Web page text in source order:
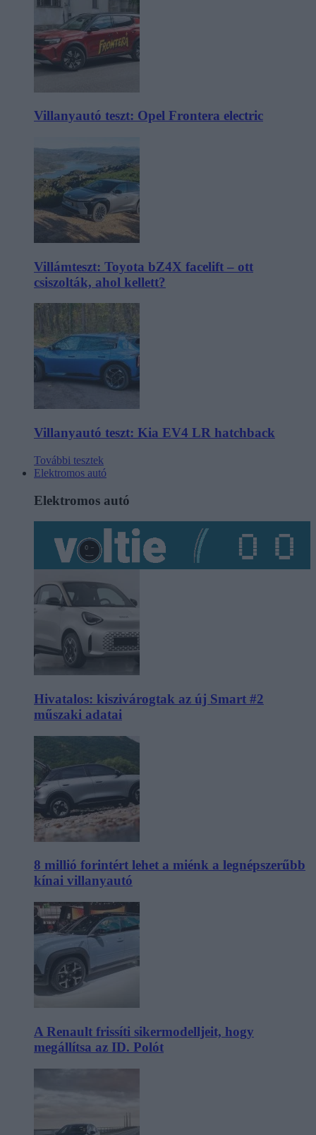
Villanyautó teszt: Opel Frontera electric
Villámteszt: Toyota bZ4X facelift – ott
csiszolták, ahol kellett?
Villanyautó teszt: Kia EV4 LR hatchback
További tesztek
Elektromos autó
Elektromos autó
Hivatalos: kiszivárogtak az új Smart #2
műszaki adatai
8 millió forintért lehet a miénk a legnépszerűbb
kínai villanyautó
A Renault frissíti sikermodelljeit, hogy
megállítsa az ID. Polót